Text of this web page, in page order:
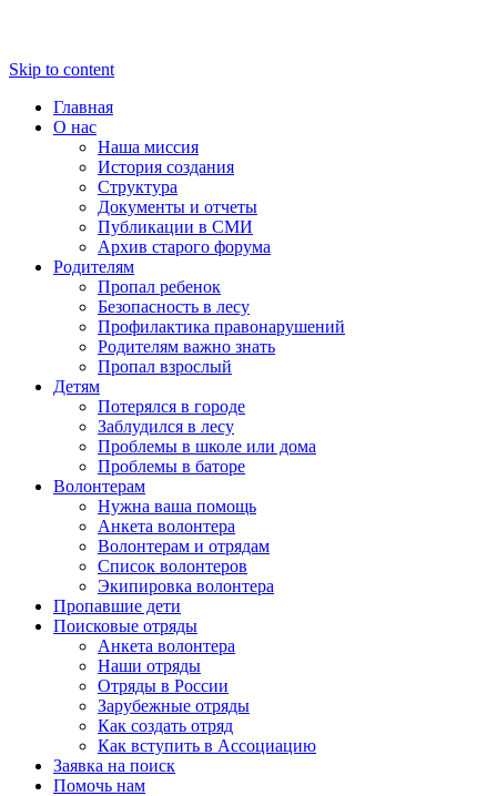
Skip to content
Главная
О нас
Наша миссия
История создания
Структура
Документы и отчеты
Публикации в СМИ
Архив старого форума
Родителям
Пропал ребенок
Безопасность в лесу
Профилактика правонарушений
Родителям важно знать
Пропал взрослый
Детям
Потерялся в городе
Заблудился в лесу
Проблемы в школе или дома
Проблемы в баторе
Волонтерам
Нужна ваша помощь
Анкета волонтера
Волонтерам и отрядам
Список волонтеров
Экипировка волонтера
Пропавшие дети
Поисковые отряды
Анкета волонтера
Наши отряды
Отряды в России
Зарубежные отряды
Как создать отряд
Как вступить в Ассоциацию
Заявка на поиск
Помочь нам